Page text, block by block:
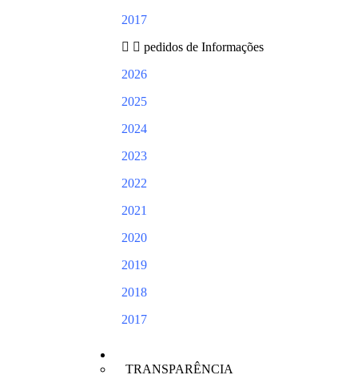
2017
pedidos de Informações
2026
2025
2024
2023
2022
2021
2020
2019
2018
2017
TRANSPARÊNCIA